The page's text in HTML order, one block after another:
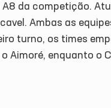
da competição.
Ambas as
turno, os times
Aimoré, enquanto o